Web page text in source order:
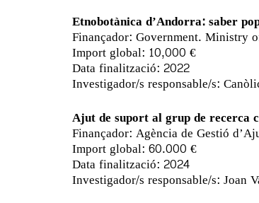
Etnobotànica d’Andorra: saber
Finançador: Government. Ministry
Import global: 10,000 €
Data finalització: 2022
Investigador/s responsable/s:
Ajut de suport al grup de recerca
Finançador: Agència de Gestió
Import global: 60.000 €
Data finalització: 2024
Investigador/s responsable/s: